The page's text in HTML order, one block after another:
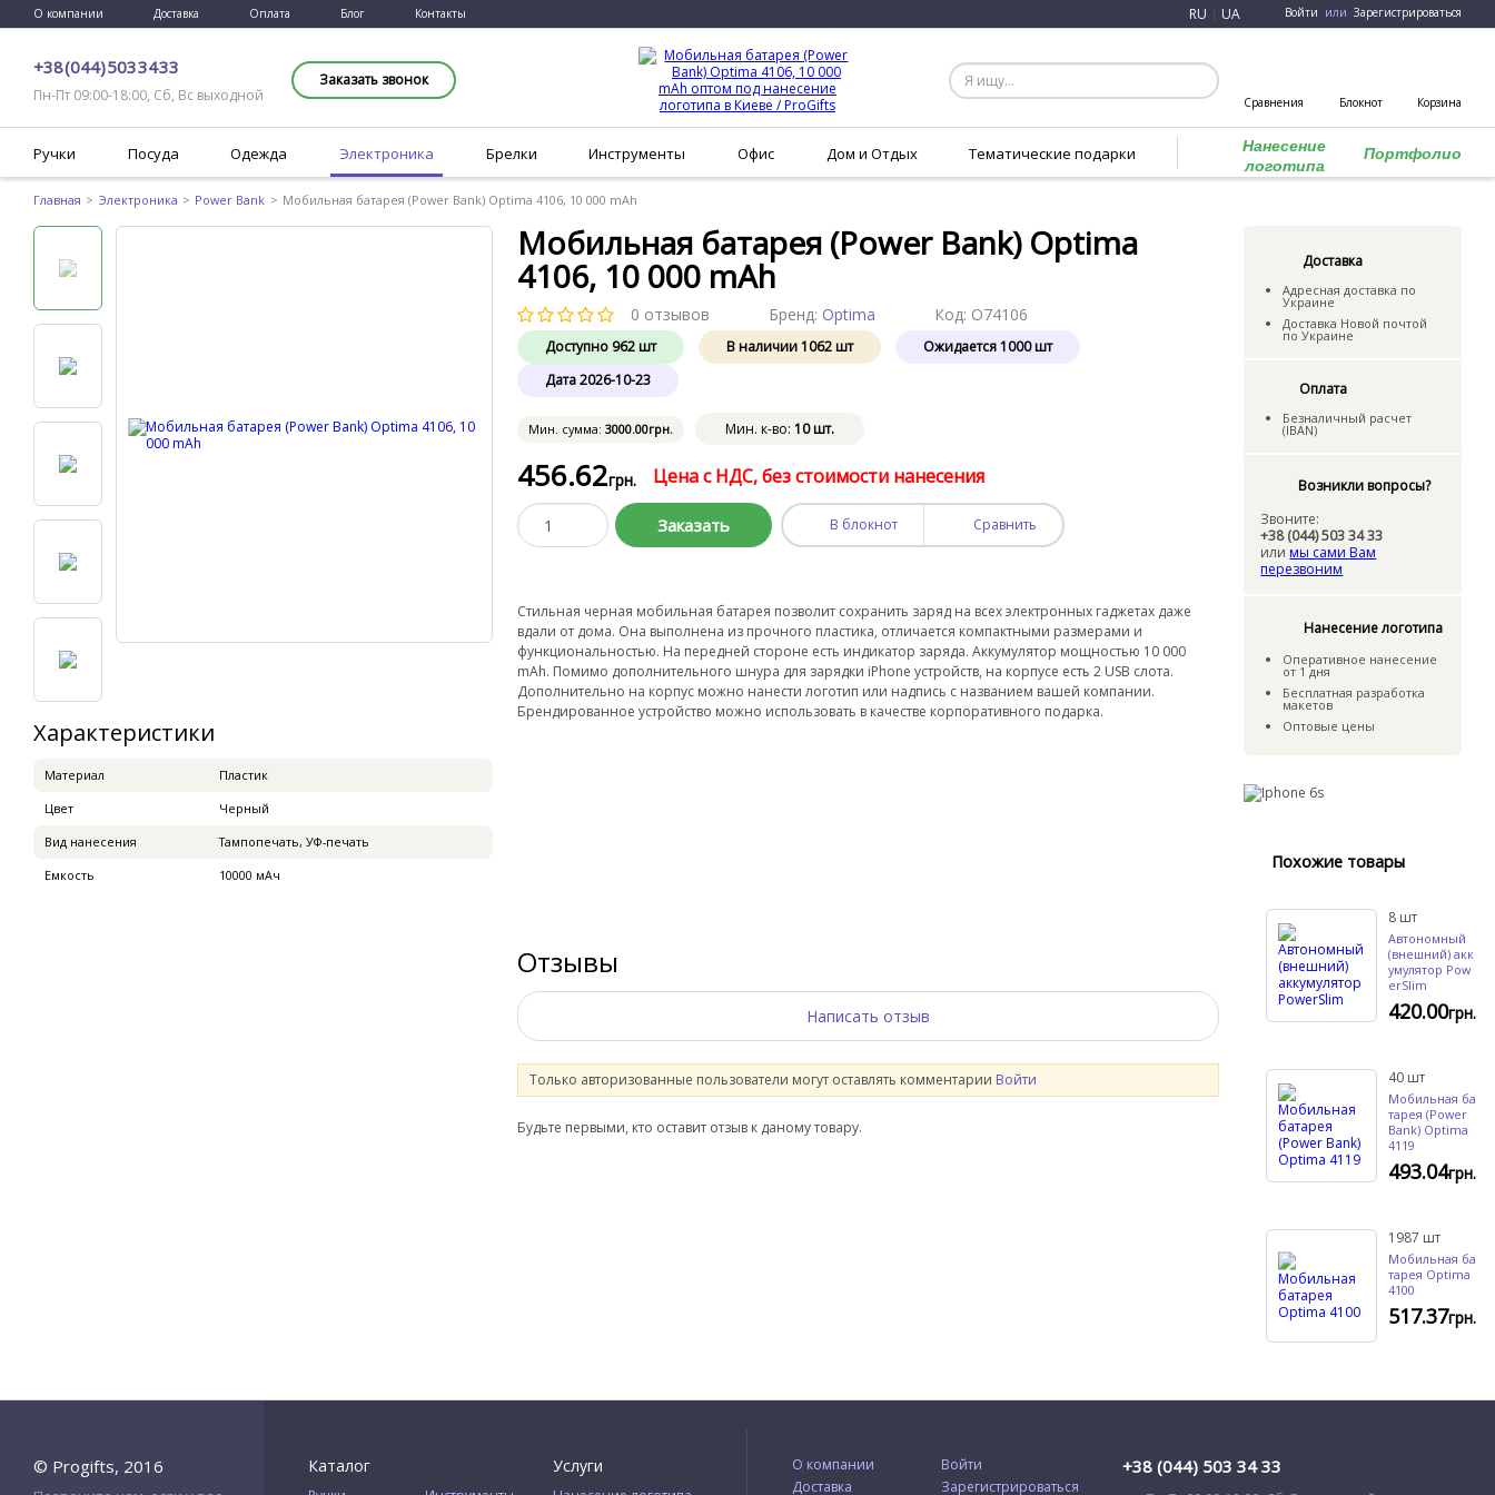
О компании Доставка Оплата Блог Контакты RU UA Войти или Зарегистрироваться
+38 (044) 503 34 33
Пн-Пт 09:00-18:00, Сб, Вс выходной
Заказать звонок
Сравнения Блокнот Корзина
Ручки Посуда Одежда Электроника Брелки Инструменты Офис Дом и Отдых Тематические подарки
Нанесение
логотипа
Портфолио
Главная Электроника Power Bank Мобильная батарея (Power Bank) Optima 4106, 10 000 mAh
Характеристики
Материал
Пластик
Цвет
Черный
Вид нанесения
Тампопечать, УФ-печать
Емкость
10000 мАч
Мобильная батарея (Power Bank) Optima
4106, 10 000 mAh
0 отзывов Бренд: Optima Код: O74106
Доступно 962 шт В наличии1062шт Ожидается1000шт
Дата2026-10-23
Мин. сумма:3000.00грн. Мин. к-во:10 шт.
456.62грн. Цена с НДС, без стоимости нанесения
Заказать В блокнот Сравнить
Стильная черная мобильная батарея позволит сохранить заряд на всех электронных гаджетах даже
вдали от дома. Она выполнена из прочного пластика, отличается компактными размерами и
функциональностью. На передней стороне есть индикатор заряда. Аккумулятор мощностью 10 000
mAh. Помимо дополнительного шнура для зарядки iPhone устройств, на корпусе есть 2 USB слота.
Дополнительно на корпус можно нанести логотип или надпись с названием вашей компании.
Брендированное устройство можно использовать в качестве корпоративного подарка.
Доставка
Адресная доставка по
Украине
Доставка Новой почтой
по Украине
Оплата
Безналичный расчет
(IBAN)
Возникли вопросы?
Звоните:
+38 (044) 503 34 33
или мы сами Вам
перезвоним
Нанесение логотипа
Оперативное нанесение
от 1 дня
Бесплатная разработка
макетов
Оптовые цены
Похожие товары
8 шт
Автономный
(внешний) акк
умулятор Pow
erSlim
420.00грн.
40 шт
Мобильная ба
тарея (Power
Bank) Optima
4119
493.04грн.
1987 шт
Мобильная ба
тарея Optima
4100
517.37грн.
Отзывы
Написать отзыв
Только авторизованные пользователи могут оставлять комментарии Войти
Будьте первыми, кто оставит отзыв к даному товару.
Каталог Услуги
О компании
Доставка
Войти
Зарегистрироваться
+38 (044) 503 34 33
© Progifts, 2016